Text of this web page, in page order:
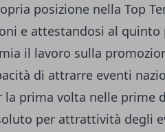
posizione nella Top
e attestandosi al quinto
il lavoro sulla
di attrarre eventi
la prima volta nelle prime
per attrattività degli